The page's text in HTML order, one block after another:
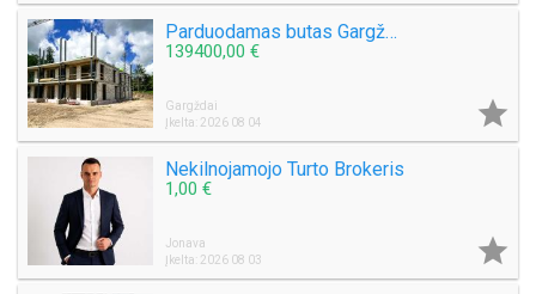
Parduodamas butas Gargždų miesto parke! Nauja statyba!
139400,00 €
Gargždai
Įkelta: 2026 08 04

Nekilnojamojo Turto Brokeris
1,00 €
Jonava
Įkelta: 2026 08 03
